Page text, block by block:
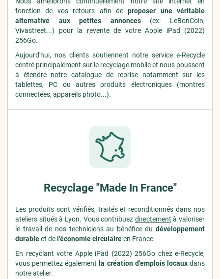
fonction de vos retours afin deproposer une véritable
alternative aux petites annonces(ex: LeBonCoin,
Vivastreet...) pour la revente de votre Apple iPad (2022)
256Go.
Aujourd'hui, nos clients soutiennent notre service e-Recycle
centré principalement sur le recyclage mobile et nous poussent
à étendre notre catalogue de reprise notamment sur les
tablettes, PC ou autres produits électroniques (montres
connectées, appareils photo...).
Recyclage "Made In France"
Les produits sont vérifiés, traités et reconditionnés dans nos
ateliers situés à Lyon. Vous contribuez directement à valoriser
le travail de nos techniciens au bénéfice du développement
durableet de l'économie circulaireen France.
En recyclant votre Apple iPad (2022) 256Go chez e-Recycle,
vous permettez également la création d'emplois locauxdans
notre atelier.